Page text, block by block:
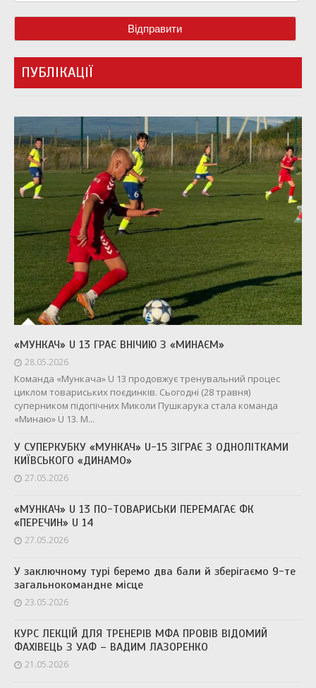
ПУБЛІКАЦІЇ
«МУНКАЧ» U 13 ГРАЄ ВНІЧИЮ З «МИНАЄМ»
28.05.2026
Команда «Мункача» U 13 продовжує тренувальний процес
циклом товариських поєдинків. Сьогодні (28 травня)
суперником підопічних Миколи Пушкарука стала команда
«Минаю» U 13. М...
У СУПЕРКУБКУ «МУНКАЧ» U-15 ЗІГРАЄ З ОДНОЛІТКАМИ
КИЇВСЬКОГО «ДИНАМО»
27.05.2026
«МУНКАЧ» U 13 ПО-ТОВАРИСЬКИ ПЕРЕМАГАЄ ФК
«ПЕРЕЧИН» U 14
27.05.2026
У заключному турі беремо два бали й зберігаємо 9-те
загальнокомандне місце
23.05.2026
КУРС ЛЕКЦІЙ ДЛЯ ТРЕНЕРІВ МФА ПРОВІВ ВІДОМИЙ
ФАХІВЕЦЬ З УАФ – ВАДИМ ЛАЗОРЕНКО
21.05.2026